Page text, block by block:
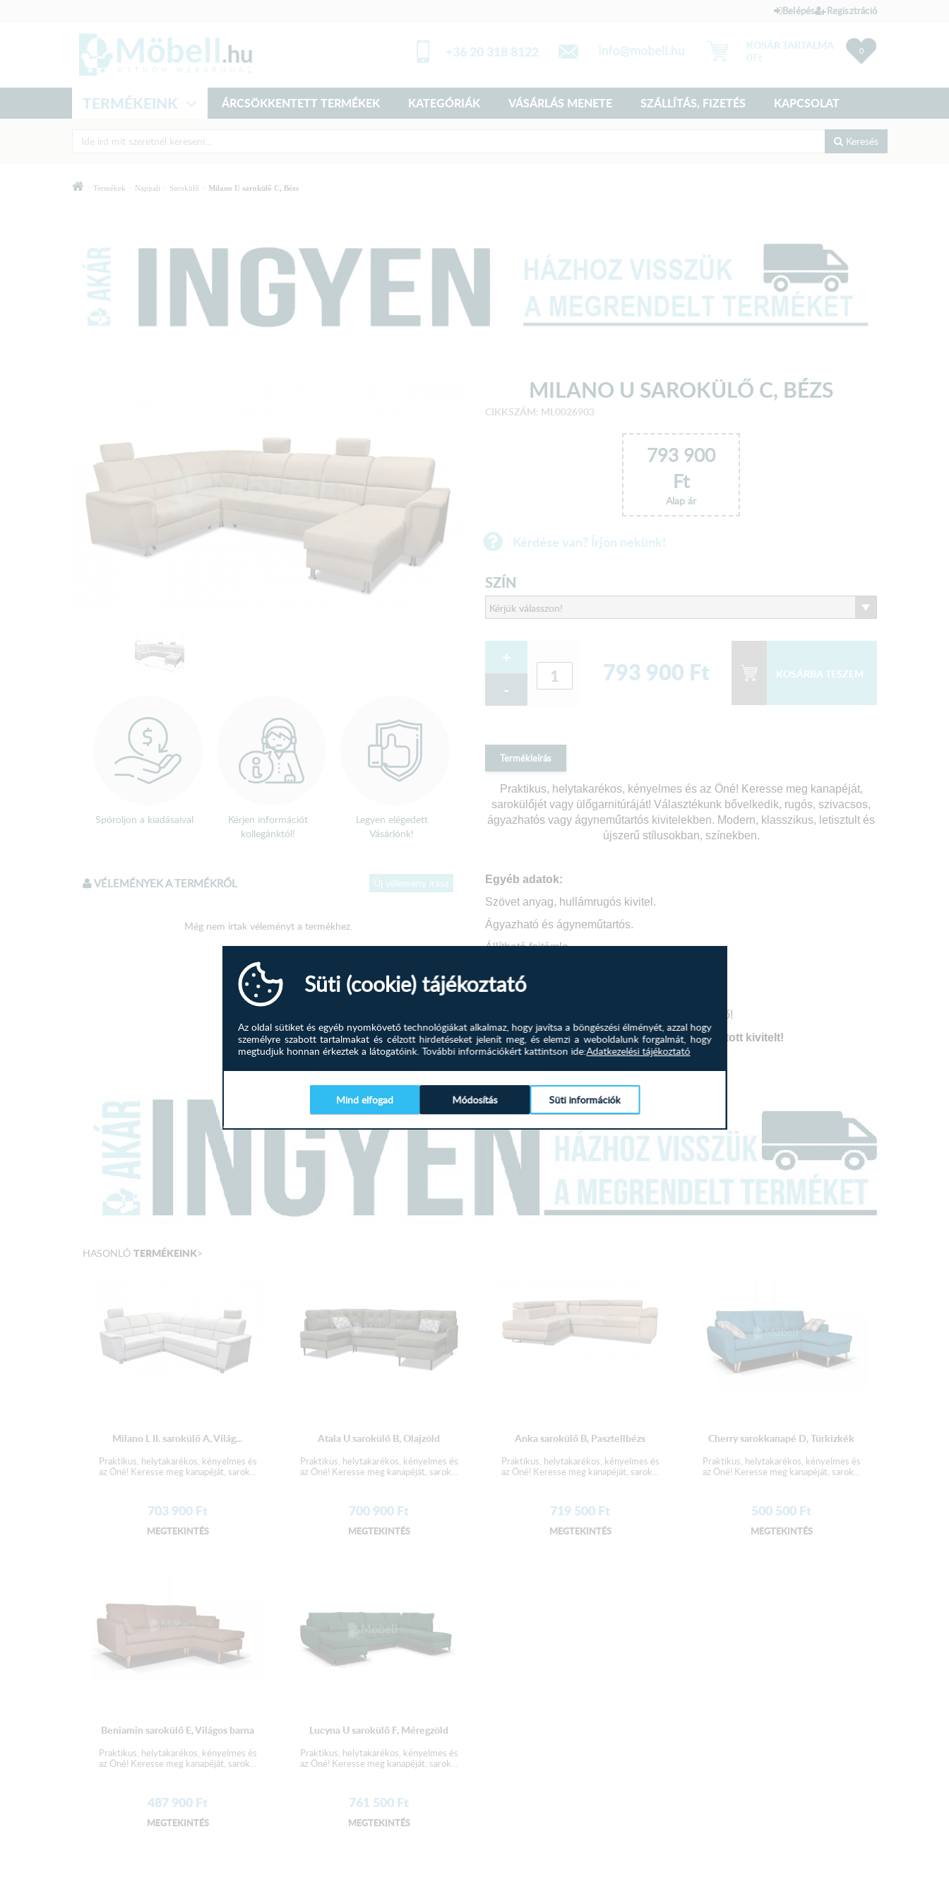
Belépés Regisztráció
0
KOSÁR TARTALMA
0Ft
+36 20 318 8122
TERMÉKEINK ÁRCSÖKKENTETT TERMÉKEK KATEGÓRIÁK VÁSÁRLÁS MENETE SZÁLLÍTÁS, FIZETÉS KAPCSOLAT
Keresés
Termékek Nappali Sarokülő Milano U sarokülő C, Bézs
Spóroljon a kiadásaival
Kérjen információt
kollegánktól!
Legyen elégedett
Vásárlónk!
VÉLEMÉNYEK A TERMÉKRŐL Új vélemény írása
Még nem írtak véleményt a termékhez.
MILANO U SAROKÜLŐ C, BÉZS
CIKKSZÁM: ML0026903
793 900
Ft
Alap ár
Kérdése van? Írjon nekünk!
SZÍN
+
-
793 900 Ft
Termékleírás
Praktikus, helytakarékos, kényelmes és az Öné! Keresse meg kanapéját,
sarokülőjét vagy ülőgarnitúráját! Választékunk bővelkedik, rugós, szivacsos,
ágyazhatós vagy ágyneműtartós kivitelekben. Modern, klasszikus, letisztult és
újszerű stílusokban, színekben.
Egyéb adatok:
Szövet anyag, hullámrugós kivitel.
Ágyazható és ágyneműtartós.
Állítható fejtámla.
Hátulja szövettel bevonva
Képpel azonos vagy ellentétes kivitelben kérhető!
Megjegyzésben kérjük tüntesse fel a kiválasztott kivitelt!
Bézs szövet
Méretek:
Külső méret: 320 x 217 x 162 cm
Fekvőfelület: 259 x 117 cm
Ülőmagasság: 43 cm
A terméket elemekre bontva, csomagolva szállítjuk!
HASONLÓ TERMÉKEINK>
Milano L II. sarokülő A, Világ...
Praktikus, helytakarékos, kényelmes és
az Öné! Keresse meg kanapéját, sarok...
703 900Ft
MEGTEKINTÉS
Atala U sarokülő B, Olajzöld
Praktikus, helytakarékos, kényelmes és
az Öné! Keresse meg kanapéját, sarok...
700 900Ft
MEGTEKINTÉS
Anka sarokülő B, Pasztellbézs
Praktikus, helytakarékos, kényelmes és
az Öné! Keresse meg kanapéját, sarok...
719 500Ft
MEGTEKINTÉS
Cherry sarokkanapé D, Türkizkék
Praktikus, helytakarékos, kényelmes és
az Öné! Keresse meg kanapéját, sarok...
500 500Ft
MEGTEKINTÉS
Beniamin sarokülő E, Világos barna
Praktikus, helytakarékos, kényelmes és
az Öné! Keresse meg kanapéját, sarok...
487 900Ft
MEGTEKINTÉS
Lucyna U sarokülő F, Méregzöld
Praktikus, helytakarékos, kényelmes és
az Öné! Keresse meg kanapéját, sarok...
761 500Ft
MEGTEKINTÉS
Süti (cookie) tájékoztató
Az oldal sütiket és egyéb nyomkövető technológiákat alkalmaz, hogy javítsa a böngészési élményét, azzal hogy
személyre szabott tartalmakat és célzott hirdetéseket jelenít meg, és elemzi a weboldalunk forgalmát, hogy
megtudjuk honnan érkeztek a látogatóink. További információkért kattintson ide:Adatkezelési tájékoztató
Mind elfogad Módosítás Süti információk